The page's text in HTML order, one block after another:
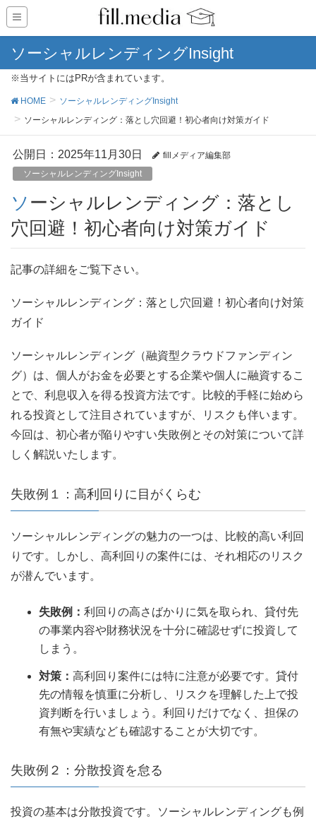
ソーシャルレンディングInsight
※当サイトにはPRが含まれています。
HOME
ソーシャルレンディングInsight
ソーシャルレンディング：落とし穴回避！初心者向け対策ガイド
公開日： 2025年11月30日
fillメディア編集部
ソーシャルレンディングInsight
ソーシャルレンディング：落とし
穴回避！初心者向け対策ガイド
記事の詳細をご覧下さい。
ソーシャルレンディング：落とし穴回避！初心者向け対策
ガイド
ソーシャルレンディング（融資型クラウドファンディン
グ）は、個人がお金を必要とする企業や個人に融資するこ
とで、利息収入を得る投資方法です。比較的手軽に始めら
れる投資として注目されていますが、リスクも伴います。
今回は、初心者が陥りやすい失敗例とその対策について詳
しく解説いたします。
失敗例１：高利回りに目がくらむ
ソーシャルレンディングの魅力の一つは、比較的高い利回
りです。しかし、高利回りの案件には、それ相応のリスク
が潜んでいます。
失敗例： 利回りの高さばかりに気を取られ、貸付先
の事業内容や財務状況を十分に確認せずに投資して
しまう。
対策： 高利回り案件には特に注意が必要です。貸付
先の情報を慎重に分析し、リスクを理解した上で投
資判断を行いましょう。利回りだけでなく、担保の
有無や実績なども確認することが大切です。
失敗例２：分散投資を怠る
投資の基本は分散投資です。ソーシャルレンディングも例